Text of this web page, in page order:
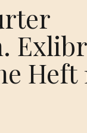
Heft